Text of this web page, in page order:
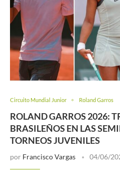
Circuito Mundial Junior Roland Garros
ROLAND GARROS 2026:
BRASILEÑOS EN LAS
TORNEOS JUVENILES
por Francisco Vargas 04/06/